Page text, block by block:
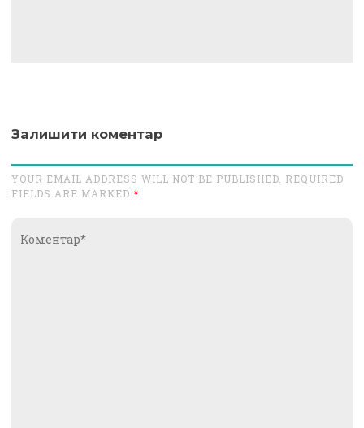
Залишити коментар
YOUR EMAIL ADDRESS WILL NOT BE PUBLISHED. REQUIRED
FIELDS ARE MARKED *